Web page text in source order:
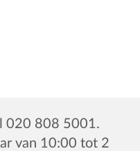
020 808 5001.
van 10:00 tot 2